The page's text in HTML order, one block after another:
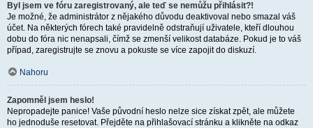
Byl jsem ve fóru zaregistrovaný, ale teď se nemůžu přihlásit?!
Je možné, že administrátor z nějakého důvodu deaktivoval nebo smazal váš
účet. Na některých fórech také pravidelně odstraňují uživatele, kteří dlouhou
dobu do fóra nic nenapsali, čímž se zmenší velikost databáze. Pokud je to váš
případ, zaregistrujte se znovu a pokuste se více zapojit do diskuzí.
Nahoru
Zapomněl jsem heslo!
Nepropadejte panice! Vaše původní heslo nelze sice získat zpět, ale můžete
ho jednoduše resetovat. Přejděte na přihlašovací stránku a klikněte na odkaz